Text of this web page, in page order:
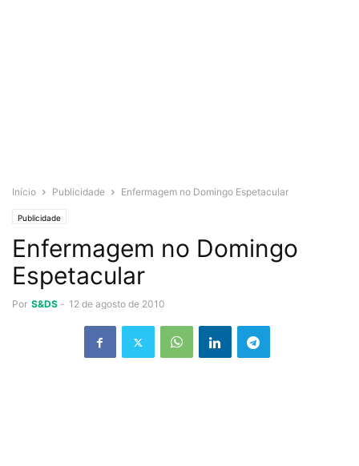
Início Publicidade Enfermagem no Domingo Espetacular
Publicidade
Enfermagem no Domingo
Espetacular
Por S&DS - 12 de agosto de 2010